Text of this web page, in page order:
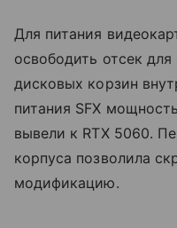
Для питания
освободить отсек
дисковых корзин
питания SFX
вывели к RTX 5060.
корпуса позволила
модификацию.